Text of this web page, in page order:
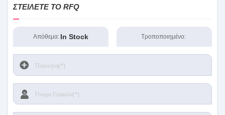
ΣΤΕΊΛΕΤΕ ΤΟ RFQ
Απόθεμα: In Stock Τροποποιημένο: